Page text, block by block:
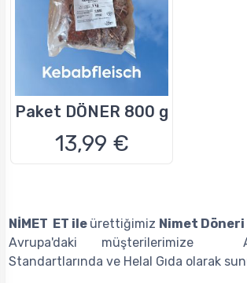
Paket DÖNER 800 g
13,99 €
NİMET ET ile ürettiğimiz Nimet Döneri
Avrupa'daki müşterilerimize
Standartlarında ve Helal Gıda olarak